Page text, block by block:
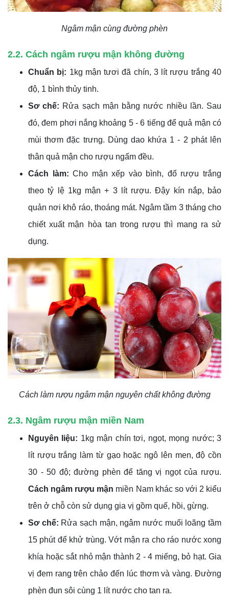
Ngâm mận cùng đường phèn
2.2. Cách ngâm rượu mận không đường
Chuẩn bị: 1kg mận tươi đã chín, 3 lít rượu trắng 40
độ, 1 bình thủy tinh.
Sơ chế: Rửa sạch mận bằng nước nhiều lần. Sau
đó, đem phơi nắng khoảng 5 - 6 tiếng để quả mận có
mùi thơm đặc trưng. Dùng dao khứa 1 - 2 phát lên
thân quả mận cho rượu ngấm đều.
Cách làm: Cho mận xếp vào bình, đổ rượu trắng
theo tỷ lệ 1kg mận + 3 lít rượu. Đậy kín nắp, bảo
quản nơi khô ráo, thoáng mát. Ngâm tầm 3 tháng cho
chiết xuất mận hòa tan trong rượu thì mang ra sử
dụng.
Cách làm rượu ngâm mận nguyên chất không đường
2.3. Ngâm rượu mận miền Nam
Nguyên liệu: 1kg mận chín tơi, ngọt, mọng nước; 3
lít rượu trắng làm từ gạo hoặc ngô lên men, độ cồn
30 - 50 độ; đường phèn để tăng vị ngọt của rượu.
Cách ngâm rượu mận miền Nam khác so với 2 kiểu
trên ở chỗ còn sử dụng gia vị gồm quế, hồi, gừng.
Sơ chế: Rửa sạch mận, ngâm nước muối loãng tầm
15 phút để khử trùng. Vớt mận ra cho ráo nước xong
khía hoặc sắt nhỏ mận thành 2 - 4 miếng, bỏ hạt. Gia
vị đem rang trên chảo đến lúc thơm và vàng. Đường
phèn đun sôi cùng 1 lít nước cho tan ra.